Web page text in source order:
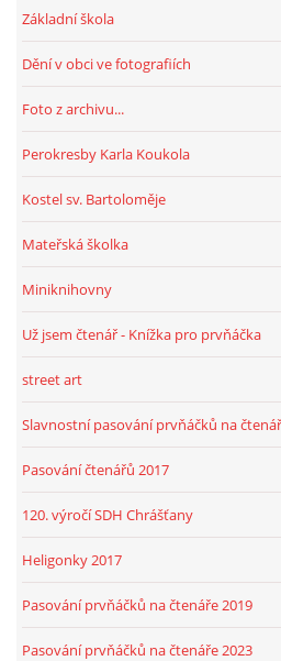
HRY, KVÍZY, VZDĚLÁVÁNÍ ON-LINE
© 2026 eStránky.cz | RSS|WebSlice
Základní škola
Dění v obci ve fotografiích
Foto z archivu...
Perokresby Karla Koukola
Kostel sv. Bartoloměje
Mateřská školka
Miniknihovny
Už jsem čtenář - Knížka pro prvňáčka
street art
Slavnostní pasování prvňáčků na
Pasování čtenářů 2017
120. výročí SDH Chrášťany
Heligonky 2017
Pasování prvňáčků na čtenáře 2019
Pasování prvňáčků na čtenáře 2023